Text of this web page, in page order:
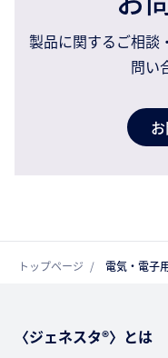
製品に関するご相談
問い
トップページ 電気・電子
〈ジェネスタ®〉とは